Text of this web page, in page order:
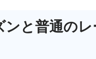
ンと普通の